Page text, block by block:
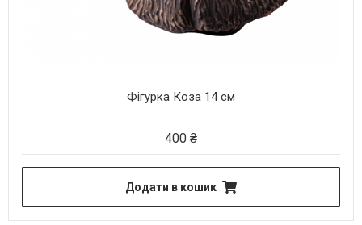
Фігурка Коза 14 см
400 ₴
Додати в кошик